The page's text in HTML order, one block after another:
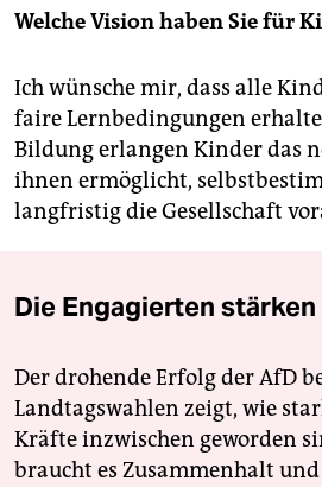
Welche Vision haben Sie für
Ich wünsche mir, dass alle
faire Lernbedingungen
Bildung erlangen Kinder das
ihnen ermöglicht,
langfristig die Gesellschaft
Die Engagierten stärken
Der drohende Erfolg der AfD
Landtagswahlen zeigt, wie
Kräfte inzwischen geworden
braucht es Zusammenhalt